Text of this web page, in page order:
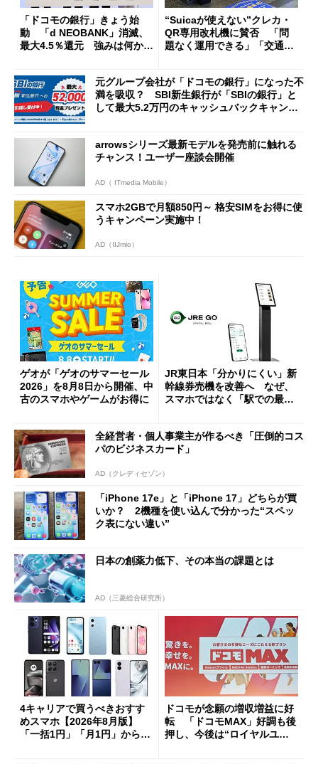
「ドコモの銀行」きょう始
動 「d NEOBANK」消滅、
最大4.5％還元 強みは何か解
“Suicaが使えない”クレカ・
QR専用改札機に賛否 「問
題なく運用できる」「交通系I
元グループ会社が「ドコモの銀行」になった不
満を吸収？ SBI新生銀行が「SBIの銀行」と
して最大5.2万円のキャッシュバックキャンペ
arrowsシリーズ最新モデルを発売前に触れる
チャンス！ユーザー座談会開催
AD（ ITmedia Mobile）
スマホ2GBで月額850円～ 格安SIMをお得に使
うキャンペーン実施中！
AD（IIJmio）
ゲオが「ゲオのサマーセール
2026」を8月8日から開催、中
古のスマホやゲームがお得に
JR東日本「分かりにくい」新
幹線券売機を改善へ なぜ、
スマホではなく「駅での最短
全経営者・個人事業主が作るべき「圧倒的コス
パのビジネスカード」
AD（クレディセゾン）
「iPhone 17e」と「iPhone 17」どちらが買
いか？ 2機種を使い込んで分かった“スペッ
ク表にない違い”
日本の創薬力低下、その本当の課題とは
AD（三菱総合研究所）
4キャリアで買うべきおすす
めスマホ【2026年8月版】
「一括1円」「月1円」からお
ドコモが念願の増収増益に好
転 「ドコモMAX」好調も後
押し、今後は“ロイヤルユー